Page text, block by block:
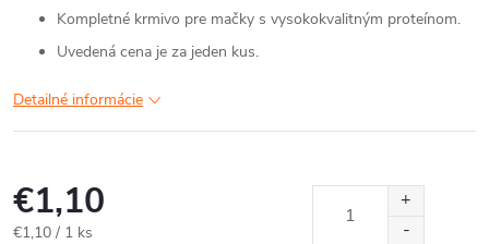
Kompletné krmivo pre mačky s vysokokvalitným proteínom.
Uvedená cena je za jeden kus.
Detailné informácie
€1,10
Jednotková
€1,10 / 1 ks